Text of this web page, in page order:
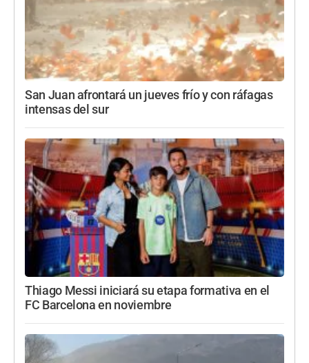
San Juan afrontará un jueves frío y con ráfagas
intensas del sur
Thiago Messi iniciará su etapa formativa en el
FC Barcelona en noviembre